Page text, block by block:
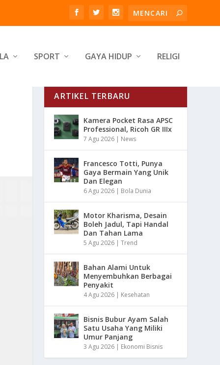
SPORT GAYA HIDUP RELIGI
ARTIKEL TERBARU
Kamera Pocket Rasa APSC
Professional, Ricoh GR IIIx
7 Agu 2026 | News
Francesco Totti, Punya
Gaya Bermain Yang Unik
Dan Elegan
6 Agu 2026 | Bola Dunia
Motor Kharisma, Desain
Boleh Jadul, Tapi Handal
Dan Tahan Lama
5 Agu 2026 |Trend
Bahan Alami Untuk
Menyembuhkan Berbagai
Penyakit
4 Agu 2026 | Kesehatan
Bisnis Bubur Ayam Salah
Satu Usaha Yang Miliki
Umur Panjang
3 Agu 2026 | Ekonomi Bisnis